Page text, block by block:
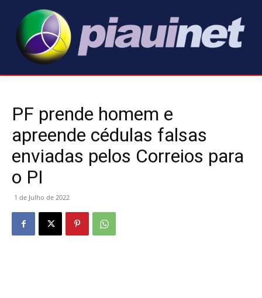
PF prende homem e
apreende cédulas falsas
enviadas pelos Correios para
o PI
1 de Julho de 2022